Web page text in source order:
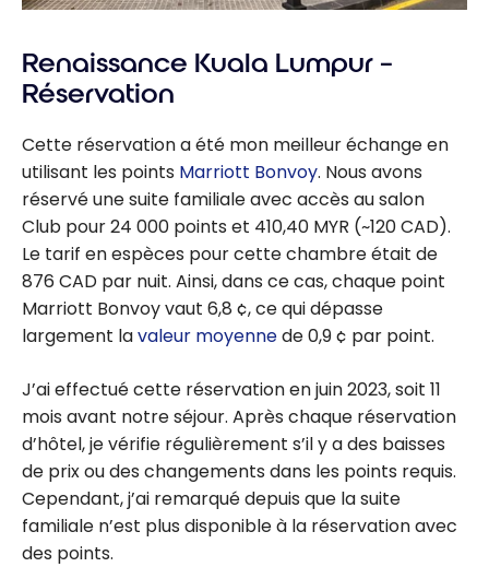
Renaissance Kuala Lumpur –
Réservation
Cette réservation a été mon meilleur échange en
utilisant les points Marriott Bonvoy. Nous avons
réservé une suite familiale avec accès au salon
Club pour 24 000 points et 410,40 MYR (~120 CAD).
Le tarif en espèces pour cette chambre était de
876 CAD par nuit. Ainsi, dans ce cas, chaque point
Marriott Bonvoy vaut 6,8 ¢, ce qui dépasse
largement lavaleur moyennede 0,9 ¢ par point.
J’ai effectué cette réservation en juin 2023, soit 11
mois avant notre séjour. Après chaque réservation
d’hôtel, je vérifie régulièrement s’il y a des baisses
de prix ou des changements dans les points requis.
Cependant, j’ai remarqué depuis que la suite
familiale n’est plus disponible à la réservation avec
des points.